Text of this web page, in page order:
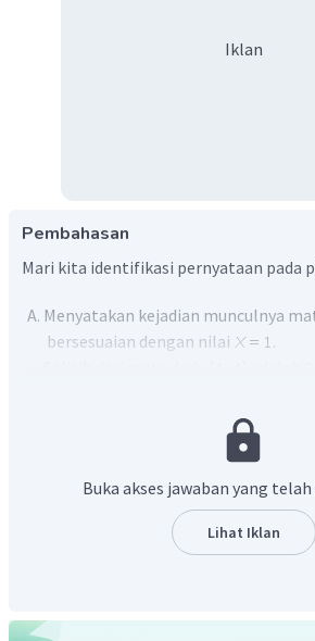
Iklan
Pembahasan
Mari kita identifikasi pernyataan pada
Menyatakan kejadian munculnya
bersesuaian dengan nilai
.
Menyatakan kejadian munculnya
Selisih dari mata dadu
adalah
pernyataan pada pilihan B salah.
Selisih dari mata dadu
Buka akses jawaban yang
Lihat Iklan